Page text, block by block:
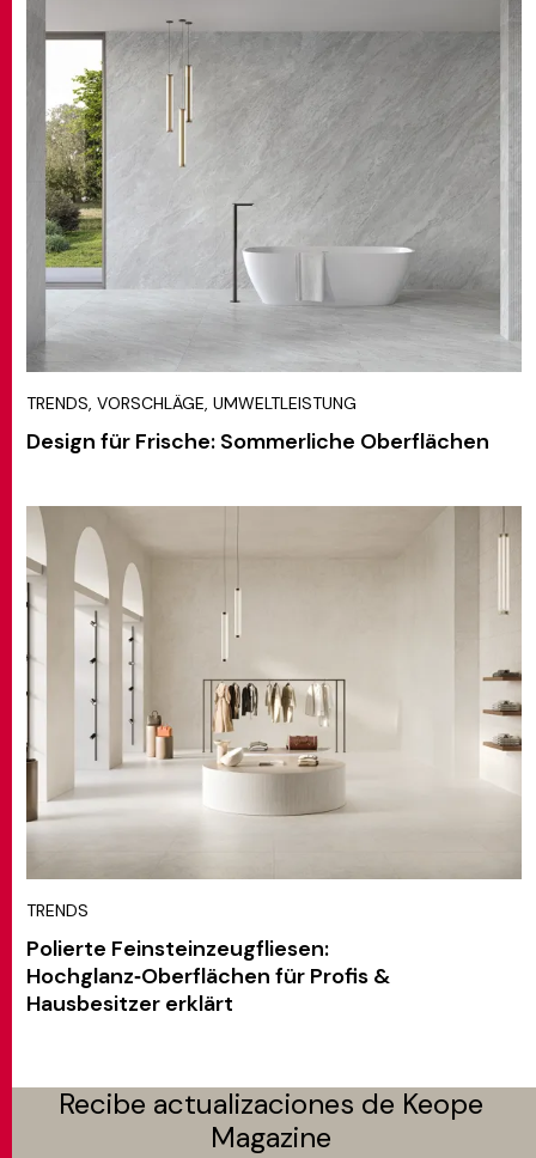
TRENDS, VORSCHLÄGE, UMWELTLEISTUNG
Design für Frische: Sommerliche Oberflächen
TRENDS
Polierte Feinsteinzeugfliesen:
Hochglanz‑Oberflächen für Profis &
Hausbesitzer erklärt
Recibe actualizaciones de Keope
Magazine